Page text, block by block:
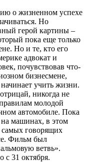
о жизненном успехе
Но
герой картины –
пока еще только
Но и те, кто его
адвокат и
почувствовав что-
бизнесмене,
учить жизни.
никогда не
молодой
автомобиле. Пока
машинах, в этом
самых говорящих
Фильм был
ветвь».
с 31 октября.